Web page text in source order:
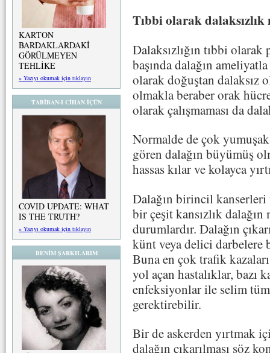
KARTON
BARDAKLARDAKİ
GÖRÜLMEYEN
TEHLİKE
» Yazıyı okumak için tıklayın
TABİBAN-I CİHAN İÇÜN
COVID UPDATE: WHAT
IS THE TRUTH?
» Yazıyı okumak için tıklayın
BENİM ŞARKILARIM
Tıbbi olarak
Dalaksızlığın tıbbi
başında dalağın
olarak doğuştan dalaksız
olmakla beraber orak
olarak çalışmaması da
Normalde de çok
gören dalağın büyümüş
hassas kılar ve kolayca
Dalağın birincil kanserleri
bir çeşit kansızlık dalağın
durumlardır. Dalağın
künt veya delici darbelere
Buna en çok trafik
yol açan hastalıklar, bazı
enfeksiyonlar ile selim
gerektirebilir.
Bir de askerden yırtmak
dalağın çıkarılması söz